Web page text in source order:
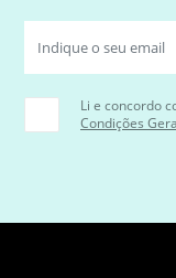
Li e concordo
Condições